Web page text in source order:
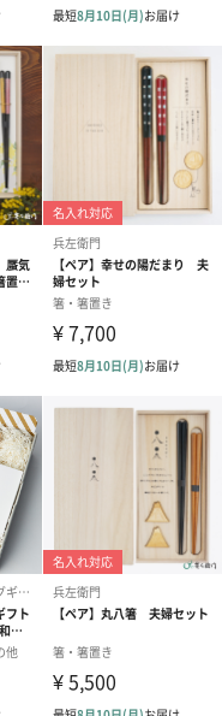
うに。
）で仕上げております。
り返し、少しずつ重ねて
徴です。
肌触りが特徴です。